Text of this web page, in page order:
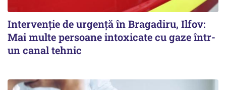
Intervenție de urgență în Bragadiru, Ilfov:
Mai multe persoane intoxicate cu gaze într-
un canal tehnic